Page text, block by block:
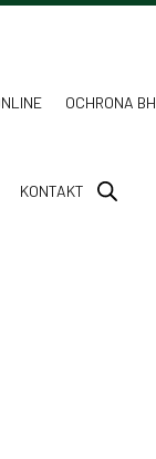
OCHRONA
KONTAKT